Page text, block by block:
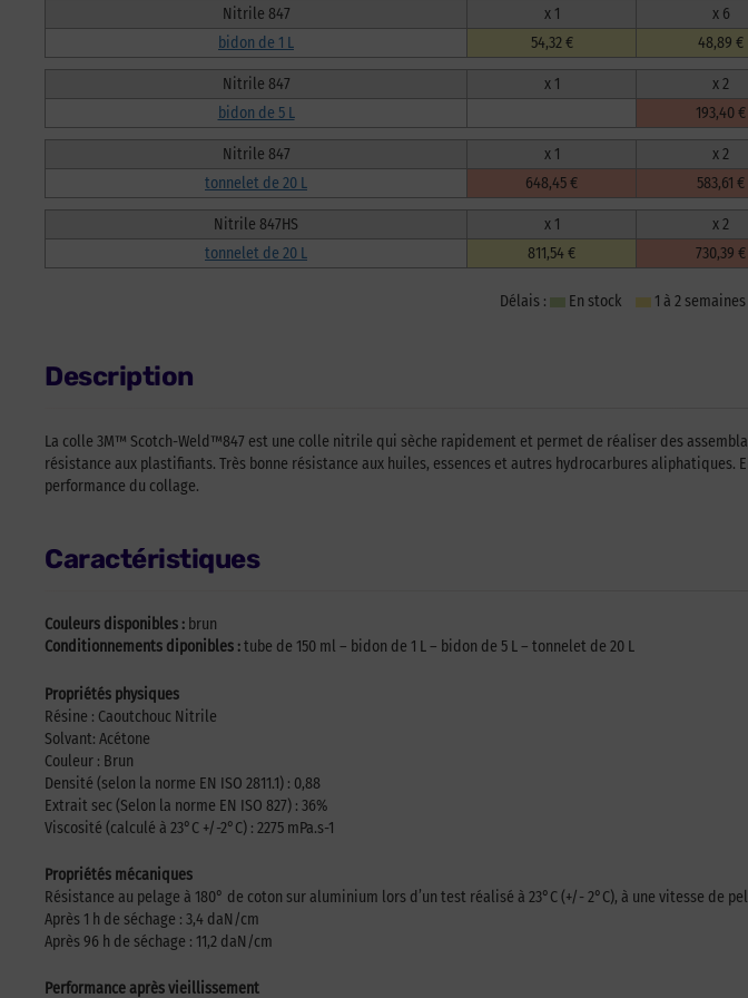
Nitrile 847 x 1 x 6
bidon de 1 L
54,32 € 48,89 €
Nitrile 847 x 1 x 2
bidon de 5 L
193,40 €
Nitrile 847 x 1 x 2
tonnelet de 20 L
648,45 € 583,61 €
Nitrile 847HS x 1 x 2
tonnelet de 20 L
811,54 € 730,39 €
Délais : En stock 1 à 2 semaines
Description
La colle 3M™ Scotch-Weld™847 est une colle nitrile qui sèche rapidement et permet de réaliser des
résistance aux plastifiants. Très bonne résistance aux huiles, essences et autres hydrocarbures
performance du collage.
Caractéristiques
Couleurs disponibles : brun
Conditionnements diponibles :tube de 150 ml – bidon de 1 L – bidon de 5 L – tonnelet de 20 L
Propriétés physiques
Résine : Caoutchouc Nitrile
Solvant: Acétone
Couleur : Brun
Densité (selon la norme EN ISO 2811.1) : 0,88
Extrait sec (Selon la norme EN ISO 827) : 36%
Viscosité (calculé à 23°C +/-2°C) : 2275 mPa.s-1
Propriétés mécaniques
Résistance au pelage à 180° de coton sur aluminium lors d’un test réalisé à 23°C (+/- 2°C), à une vitesse de
Après 1 h de séchage : 3,4 daN/cm
Après 96 h de séchage : 11,2 daN/cm
Performance après vieillissement